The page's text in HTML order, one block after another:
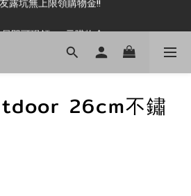
即可現領 50元購物金!!
26cm不鏽